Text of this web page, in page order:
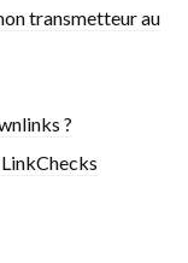
transmetteur au
?